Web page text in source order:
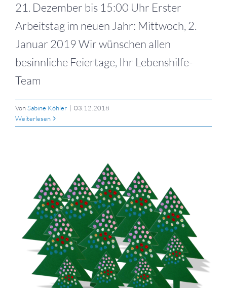
21. Dezember bis 15:00 Uhr Erster
Arbeitstag im neuen Jahr: Mittwoch, 2.
Januar 2019 Wir wünschen allen
besinnliche Feiertage, Ihr Lebenshilfe-
Team
VonSabine Köhler | 03.12.2018
Weiterlesen